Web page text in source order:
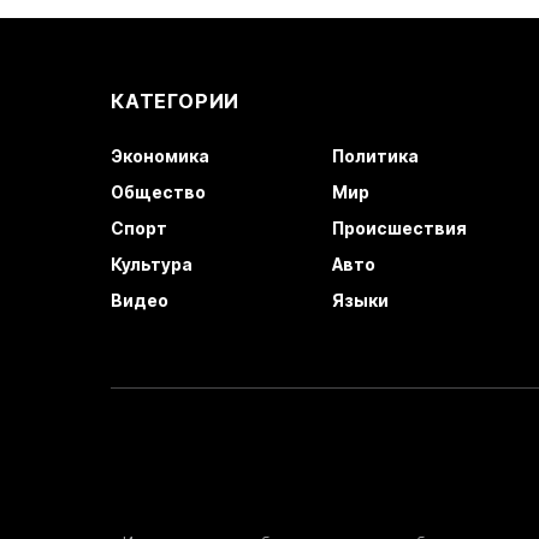
КАТЕГОРИИ
Экономика
Политика
Общество
Мир
Спорт
Происшествия
Культура
Авто
Видео
Языки